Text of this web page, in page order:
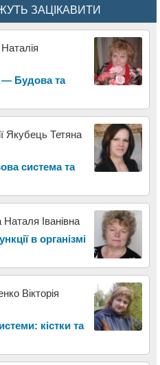
ЗАЦІКАВИТИ
Будова та
Якубець Тетяна
система та
Наталя Іванівна
в організмі
Вікторія
кістки та